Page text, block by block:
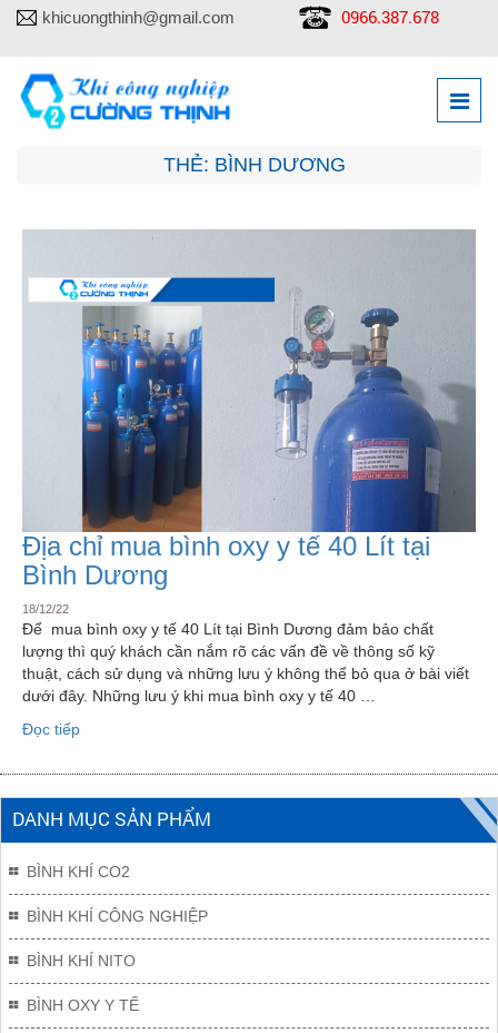
khicuongthinh@gmail.com 0966.387.678
THẺ: BÌNH DƯƠNG
Địa chỉ mua bình oxy y tế 40 Lít tại
Bình Dương
18/12/22
Để mua bình oxy y tế 40 Lít tại Bình Dương đảm bảo chất
lượng thì quý khách cần nắm rõ các vấn đề về thông số kỹ
thuật, cách sử dụng và những lưu ý không thể bỏ qua ở bài viết
dưới đây. Những lưu ý khi mua bình oxy y tế 40 …
Đọc tiếp“Địa
mua
bình
oxy
y
tế
Lít
Bình
DANH MỤC SẢN PHẨM
BÌNH KHÍ CO2
BÌNH KHÍ CÔNG NGHIỆP
BÌNH KHÍ NITO
BÌNH OXY Y TẾ